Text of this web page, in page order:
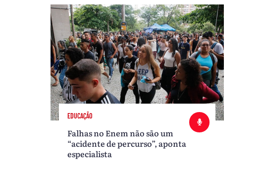
EDUCAÇÃO
Falhas no Enem não são um
“acidente de percurso”, aponta
especialista